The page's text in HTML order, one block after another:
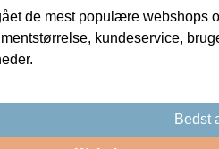
de mest populære webshops
kundeservice,
Bedst